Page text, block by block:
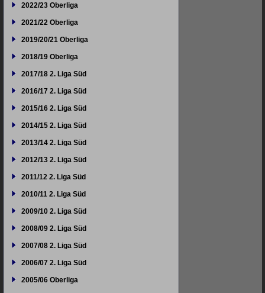
2022/23 Oberliga
2021/22 Oberliga
2019/20/21 Oberliga
2018/19 Oberliga
2017/18 2. Liga Süd
2016/17 2. Liga Süd
2015/16 2. Liga Süd
2014/15 2. Liga Süd
2013/14 2. Liga Süd
2012/13 2. Liga Süd
2011/12 2. Liga Süd
2010/11 2. Liga Süd
2009/10 2. Liga Süd
2008/09 2. Liga Süd
2007/08 2. Liga Süd
2006/07 2. Liga Süd
2005/06 Oberliga